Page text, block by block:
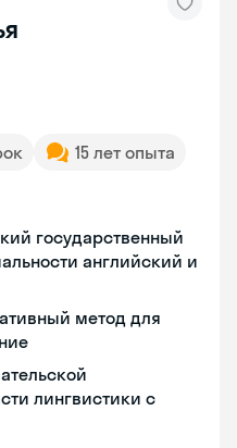
15 лет опыта
государственный
английский и
метод для
лингвистики с